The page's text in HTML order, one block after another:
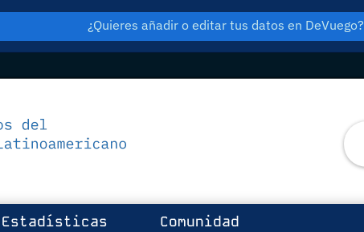
¿Quieres añadir o editar tus datos en DeVuego?
Estadísticas Comunidad